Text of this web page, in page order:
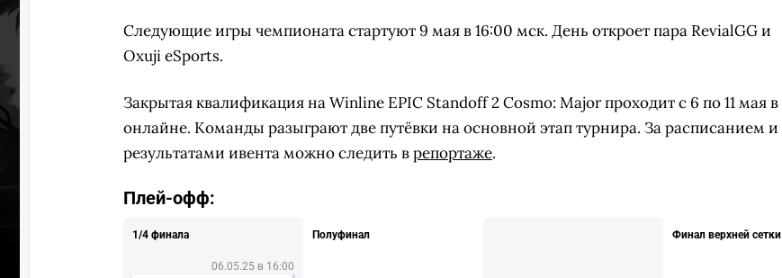
Следующие игры чемпионата стартуют 9 мая в 16:00 мск. День откроет пара RevialGG и
Oxuji eSports.
Закрытая квалификация на Winline EPIC Standoff 2 Cosmo: Major проходит с 6 по 11 мая в
онлайне. Команды разыграют две путёвки на основной этап турнира. За расписанием и
результатами ивента можно следить врепортаже.
Плей-офф:
1/4 финала
06.05.25 в 16:00
Полуфинал Финал верхней сетки